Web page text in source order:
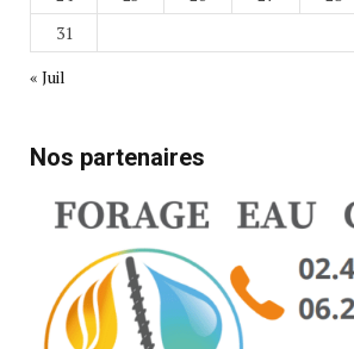
31
« Juil
Nos partenaires